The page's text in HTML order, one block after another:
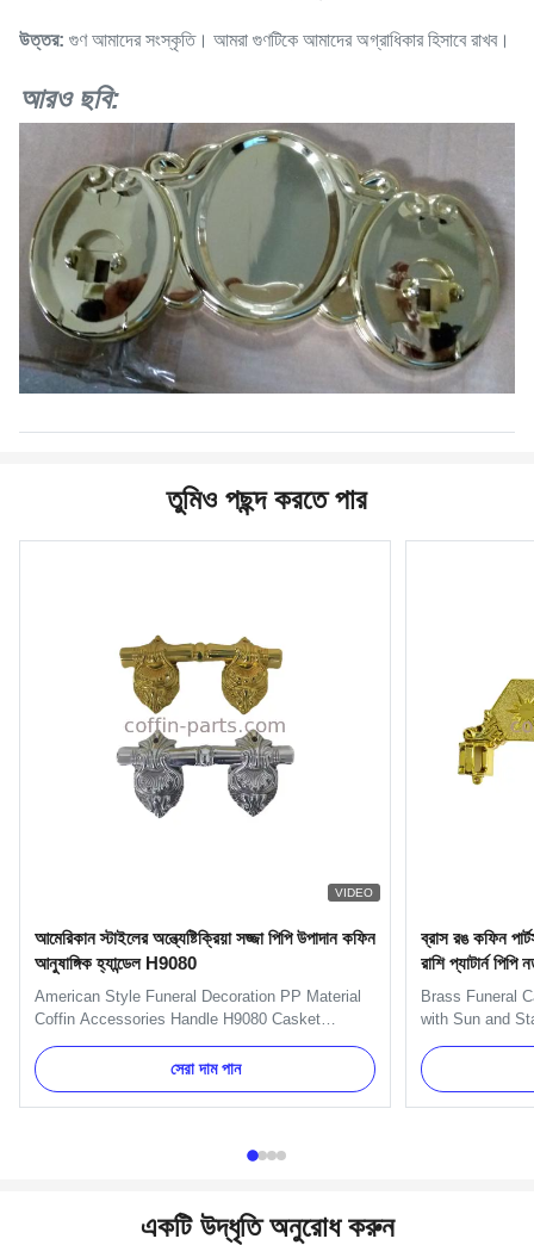
উত্তর: গুণ আমাদের সংস্কৃতি। আমরা গুণটিকে আমাদের অগ্রাধিকার হিসাবে রাখব।
আরও ছবি:
তুমিও পছন্দ করতে পার
VIDEO
আমেরিকান স্টাইলের অন্ত্যেষ্টিক্রিয়া সজ্জা পিপি উপাদান কফিন
আনুষাঙ্গিক হ্যান্ডেল H9080
American Style Funeral Decoration PP Material
Coffin Accessories Handle H9080 Casket
TX-Model H9080 Material Plastic (PP) Color
Gold, silver, copper, as your order Delivery Time
30 days after the order confirmed Payment Term
সেরা দাম পান
ব্রাস রঙ কফিন
রাশি প্যাটার্ন পিপি
Brass Funeral
with Sun and
small casket
(203cm) and
Item Name TX-
একটি উদ্ধৃতি অনুরোধ করুন